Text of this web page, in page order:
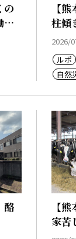
の
急
【
柱傾
か」
2026/
ルポ
自然
酪
【
家苦
ち